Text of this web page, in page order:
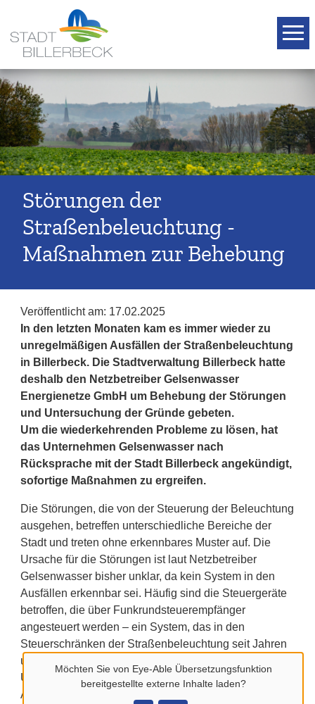
Möchten Sie von Eye-Able Übersetzungsfunktion
bereitgestellte externe Inhalte laden?
Störungen der
Straßenbeleuchtung -
Maßnahmen zur Behebung
Veröffentlicht am: 17.02.2025
In den letzten Monaten kam es immer wieder zu
unregelmäßigen Ausfällen der Straßenbeleuchtung
in Billerbeck. Die Stadtverwaltung Billerbeck hatte
deshalb den Netzbetreiber Gelsenwasser
Energienetze GmbH um Behebung der Störungen
und Untersuchung der Gründe gebeten.
Um die wiederkehrenden Probleme zu lösen, hat
das Unternehmen Gelsenwasser nach
Rücksprache mit der Stadt Billerbeck angekündigt,
sofortige Maßnahmen zu ergreifen.
Die Störungen, die von der Steuerung der Beleuchtung
ausgehen, betreffen unterschiedliche Bereiche der
Stadt und treten ohne erkennbares Muster auf. Die
Ursache für die Störungen ist laut Netzbetreiber
Gelsenwasser bisher unklar, da kein System in den
Ausfällen erkennbar sei. Häufig sind die Steuergeräte
betroffen, die über Funkrundsteuerempfänger
angesteuert werden – ein System, das in den
Steuerschränken der Straßenbeleuchtung seit Jahren
unverändert ist. Diese Empfänger wurden vom
Unternehmen Westnetz verbaut. An ein bis zwei
Abenden pro Jahr gab es laut Westnetz auch in der